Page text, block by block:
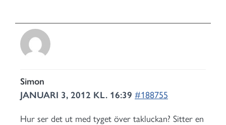
Simon
JANUARI 3, 2012 KL. 16:39 #188755
Hur ser det ut med tyget över takluckan? Sitter en